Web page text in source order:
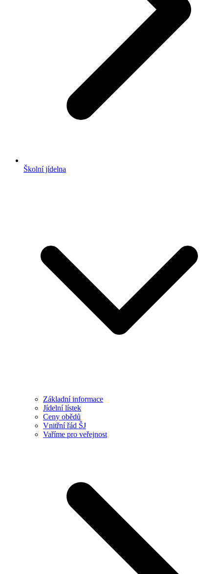
Školní jídelna
Základní informace
Jídelní lístek
Ceny obědů
Vnitřní řád ŠJ
Vaříme pro veřejnost